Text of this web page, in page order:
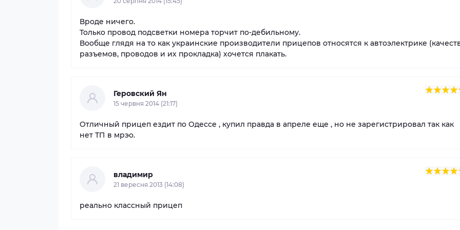
Вроде ничего.
Только провод подсветки номера торчит по-дебильному.
Вообще глядя на то как украинские производители прицепов относятся к автоэлектрике
разъемов, проводов и их прокладка) хочется плакать.
Геровский Ян
15 червня 2014 (21:17)
Отличный прицеп ездит по Одессе , купил правда в апреле еще , но не зарегистрировал так как
нет ТП в мрэо.
владимир
21 вересня 2013 (14:08)
реально классный прицеп